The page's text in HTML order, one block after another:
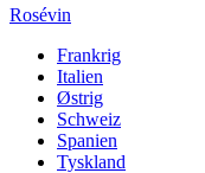
Rosévin
Frankrig
Italien
Østrig
Schweiz
Spanien
Tyskland